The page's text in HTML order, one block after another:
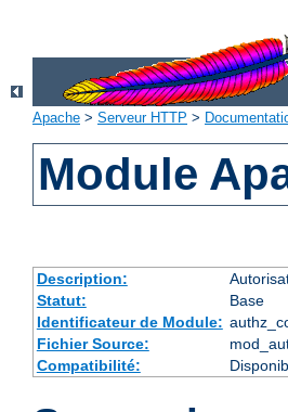
Apache > Serveur HTTP >
Module
Description:
Statut:
Base
Identificateur de Module:
Fichier Source:
Compatibilité: